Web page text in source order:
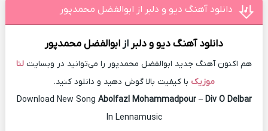
دانلود آهنگ دیو و دلبر از ابوالفضل محمدپور
دانلود آهنگدیو و دلبر ازابوالفضل محمدپور
هم اکنون آهنگ جدید ابوالفضل محمدپور را می‌توانید در وبسایت لنا
موزیک با کیفیت بالا گوش دهید و دانلود کنید.
Download New Song Abolfazl Mohammadpour– Div O Delbar
In Lennamusic